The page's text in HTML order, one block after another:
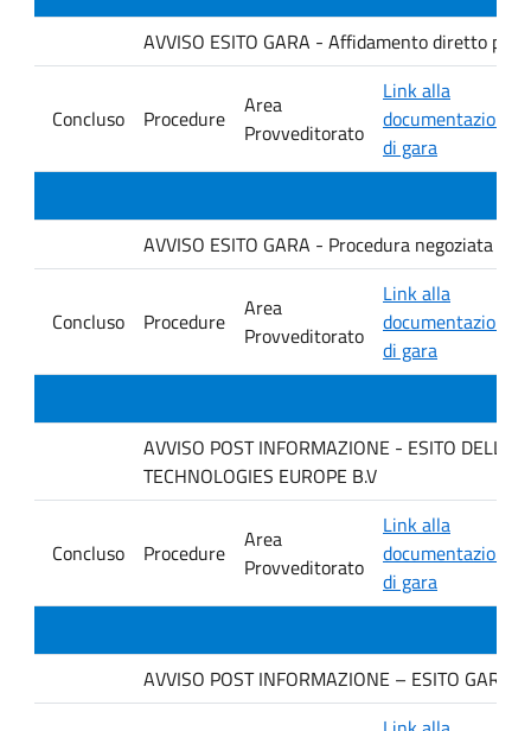
AVVISO ESITO GARA - Affidamento diretto
Concluso Procedure
Area
Provveditorato
Link alla
documentazione
di gara
AVVISO ESITO GARA - Procedura negoziata
Concluso Procedure
Area
Provveditorato
Link alla
documentazione
di gara
AVVISO POST INFORMAZIONE - ESITO DELLA
TECHNOLOGIES EUROPE B.V
Concluso Procedure
Area
Provveditorato
Link alla
documentazione
di gara
AVVISO POST INFORMAZIONE – ESITO GARA